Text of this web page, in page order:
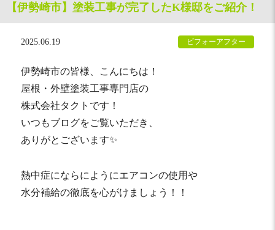
【伊勢崎市】塗装工事が完了したK様邸をご紹介！
2025.06.19 ビフォーアフター
伊勢崎市の皆様、こんにちは！
屋根・外壁塗装工事専門店の
株式会社タクトです！
いつもブログをご覧いただき、
ありがとございます✨
熱中症にならにようにエアコンの使用や
水分補給の徹底を心がけましょう！！